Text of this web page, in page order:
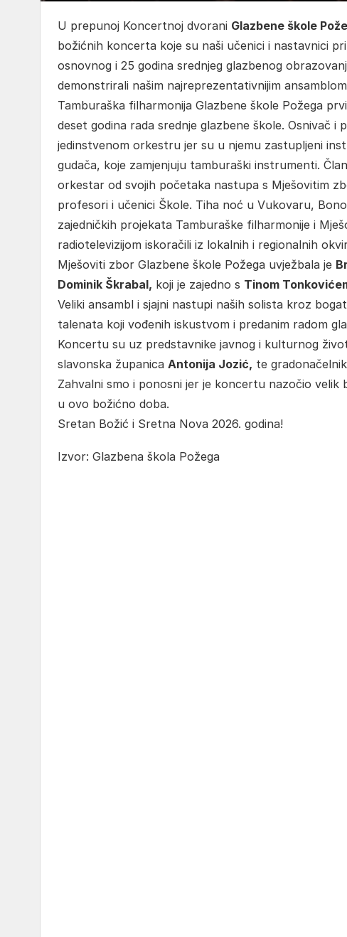
U prepunoj Koncertnoj dvorani Glazbene škole
božićnih koncerta koje su naši učenici i nastavnici
osnovnog i 25 godina srednjeg glazbenog
demonstrirali našim najreprezentativnijim
Tamburaška filharmonija Glazbene škole Požega
deset godina rada srednje glazbene škole. Osnivač i
jedinstvenom orkestru jer su u njemu zastupljeni
gudača, koje zamjenjuju tamburaški instrumenti.
orkestar od svojih početaka nastupa s Mješovitim
profesori i učenici Škole. Tiha noć u Vukovaru,
zajedničkih projekata Tamburaške filharmonije i
radiotelevizijom iskoračili iz lokalnih i regionalnih
Mješoviti zbor Glazbene škole Požega uvježbala je
Dominik Škrabal, koji je zajedno s Tinom
Veliki ansambl i sjajni nastupi naših solista kroz
talenata koji vođenih iskustvom i predanim radom
Koncertu su uz predstavnike javnog i kulturnog
slavonska županica Antonija Jozić, te
Zahvalni smo i ponosni jer je koncertu nazočio
u ovo božićno doba.
Sretan Božić i Sretna Nova 2026. godina!
Izvor: Glazbena škola Požega